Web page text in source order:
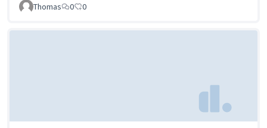
Thomas
0 0